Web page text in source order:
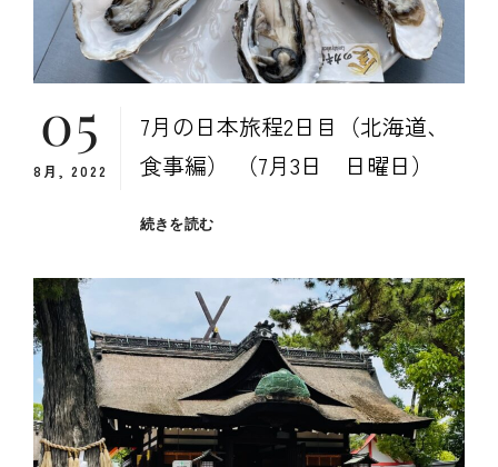
ス
ト
05
8月, 2022
7月の日本旅程2日目（北海道、
食事編） （7月3日 日曜日）
続きを読む７
日
本
旅
程
２
日
目
（北